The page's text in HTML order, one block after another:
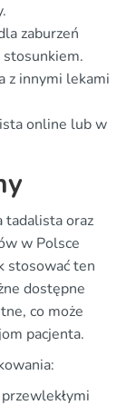
zaburzeń
z innymi lekami
online lub w
tadalista oraz
w Polsce
stosować ten
dostępne
co może
pacjenta.